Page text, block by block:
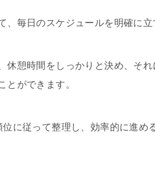
、毎日のスケジュールを明確に立
休憩時間をしっかりと決め、そ
とができます。
に従って整理し、効率的に進め